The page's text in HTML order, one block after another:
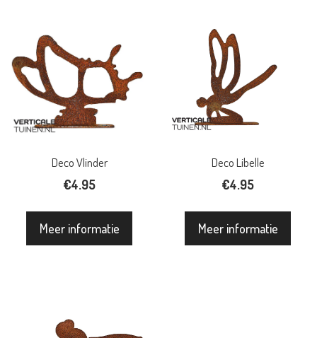
Deco Vlinder
€4.95
Meer informatie
Deco Libelle
€4.95
Meer informatie